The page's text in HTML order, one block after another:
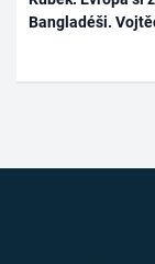
Bangladéši.